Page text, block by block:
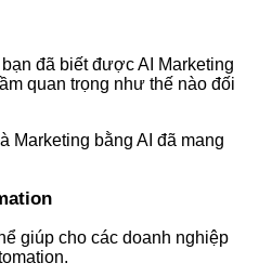
đã biết được AI Marketing
quan trọng như thế nào đối
Marketing bằng AI đã mang
giúp cho các doanh nghiệp